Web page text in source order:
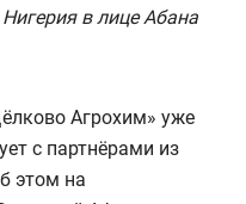
в лице Абана
Агрохим» уже
с партнёрами из
этом на